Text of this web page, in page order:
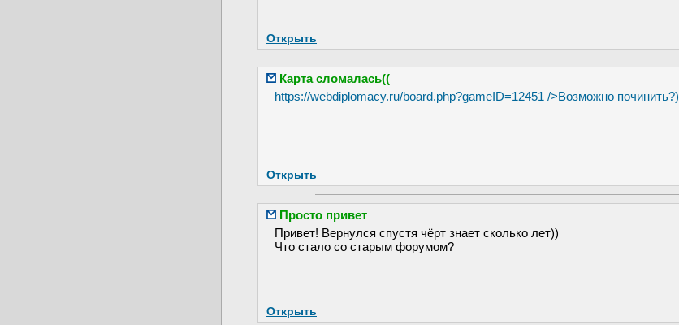
Открыть
Карта сломалась((
https://webdiplomacy.ru/board.php?gameID=12451 />Возможно починить?)
Открыть
Просто привет
Привет! Вернулся спустя чёрт знает сколько лет))
Что стало со старым форумом?
Открыть